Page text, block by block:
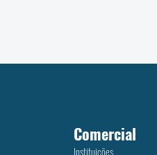
Comercial
Instituições